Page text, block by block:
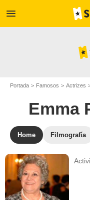
menu
Portada Famosos Actrizes
Emma
Home Filmografía